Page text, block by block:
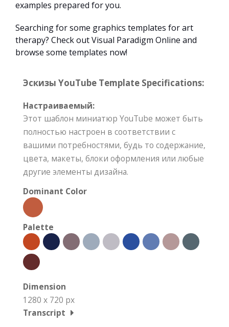
examples prepared for you.
Searching for some graphics templates for art
therapy? Check out Visual Paradigm Online and
browse some templates now!
Эскизы YouTube Template Specifications:
Настраиваемый:
Этот шаблон миниатюр YouTube может быть
полностью настроен в соответствии с
вашими потребностями, будь то содержание,
цвета, макеты, блоки оформления или любые
другие элементы дизайна.
Dominant Color
Palette
Dimension
1280 x 720 px
Transcript